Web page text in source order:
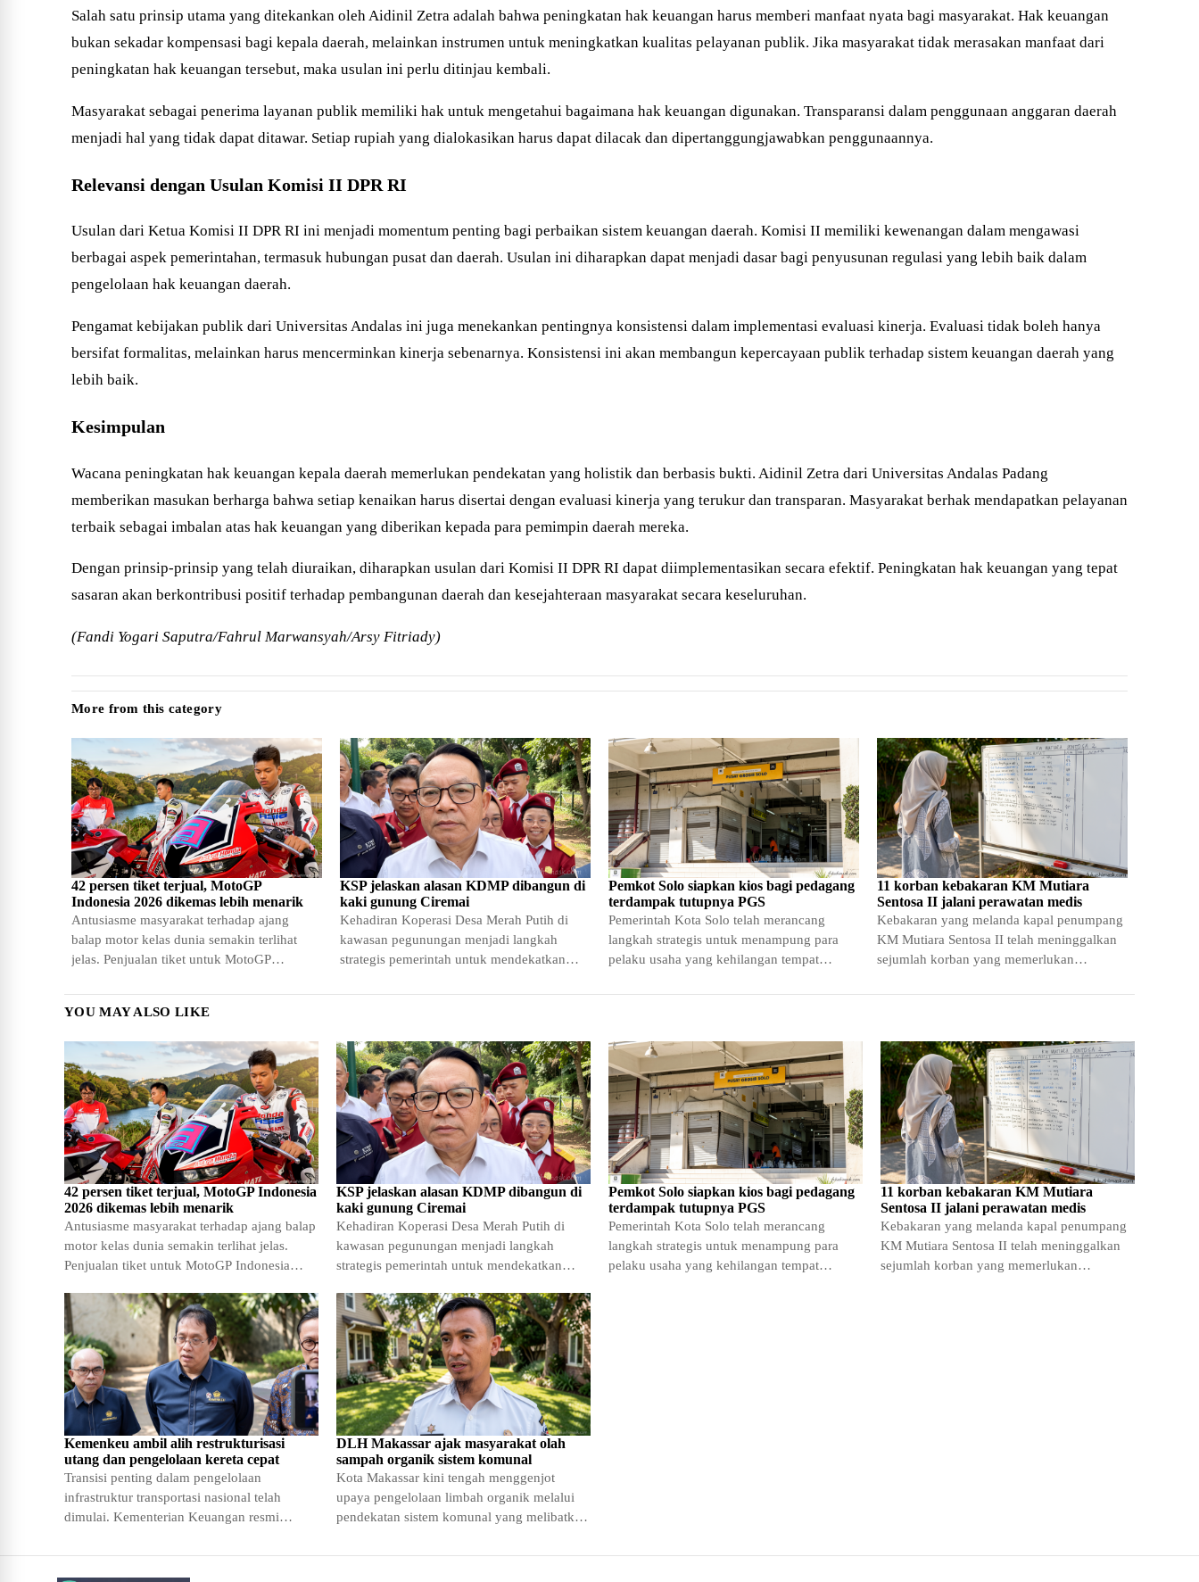
Salah satu prinsip utama yang ditekankan oleh Aidinil Zetra adalah bahwa peningkatan hak keuangan harus memberi manfaat nyata bagi masyarakat. Hak keuangan
bukan sekadar kompensasi bagi kepala daerah, melainkan instrumen untuk meningkatkan kualitas pelayanan publik. Jika masyarakat tidak merasakan manfaat dari
peningkatan hak keuangan tersebut, maka usulan ini perlu ditinjau kembali.
Masyarakat sebagai penerima layanan publik memiliki hak untuk mengetahui bagaimana hak keuangan digunakan. Transparansi dalam penggunaan anggaran daerah
menjadi hal yang tidak dapat ditawar. Setiap rupiah yang dialokasikan harus dapat dilacak dan dipertanggungjawabkan penggunaannya.
Relevansi dengan Usulan Komisi II DPR RI
Usulan dari Ketua Komisi II DPR RI ini menjadi momentum penting bagi perbaikan sistem keuangan daerah. Komisi II memiliki kewenangan dalam mengawasi
berbagai aspek pemerintahan, termasuk hubungan pusat dan daerah. Usulan ini diharapkan dapat menjadi dasar bagi penyusunan regulasi yang lebih baik dalam
pengelolaan hak keuangan daerah.
Pengamat kebijakan publik dari Universitas Andalas ini juga menekankan pentingnya konsistensi dalam implementasi evaluasi kinerja. Evaluasi tidak boleh hanya
bersifat formalitas, melainkan harus mencerminkan kinerja sebenarnya. Konsistensi ini akan membangun kepercayaan publik terhadap sistem keuangan daerah yang
lebih baik.
Kesimpulan
Wacana peningkatan hak keuangan kepala daerah memerlukan pendekatan yang holistik dan berbasis bukti. Aidinil Zetra dari Universitas Andalas Padang
memberikan masukan berharga bahwa setiap kenaikan harus disertai dengan evaluasi kinerja yang terukur dan transparan. Masyarakat berhak mendapatkan pelayanan
terbaik sebagai imbalan atas hak keuangan yang diberikan kepada para pemimpin daerah mereka.
Dengan prinsip-prinsip yang telah diuraikan, diharapkan usulan dari Komisi II DPR RI dapat diimplementasikan secara efektif. Peningkatan hak keuangan yang tepat
sasaran akan berkontribusi positif terhadap pembangunan daerah dan kesejahteraan masyarakat secara keseluruhan.
(Fandi Yogari Saputra/Fahrul Marwansyah/Arsy Fitriady)
More from this category
42 persen tiket terjual, MotoGP
Indonesia 2026 dikemas lebih menarik
Antusiasme masyarakat terhadap ajang
balap motor kelas dunia semakin terlihat
jelas. Penjualan tiket untuk MotoGP
yang
KSP jelaskan alasan KDMP dibangun di
kaki gunung Ciremai
Kehadiran Koperasi Desa Merah Putih di
kawasan pegunungan menjadi langkah
strategis pemerintah untuk mendekatkan
yang
Pemkot Solo siapkan kios bagi pedagang
terdampak tutupnya PGS
Pemerintah Kota Solo telah merancang
langkah strategis untuk menampung para
pelaku usaha yang kehilangan tempat
permanen
11 korban kebakaran KM Mutiara
Sentosa II jalani perawatan medis
Kebakaran yang melanda kapal penumpang
KM Mutiara Sentosa II telah meninggalkan
sejumlah korban yang memerlukan
keseluruhan
YOU MAY ALSO LIKE
42 persen tiket terjual, MotoGP Indonesia
2026 dikemas lebih menarik
Antusiasme masyarakat terhadap ajang balap
motor kelas dunia semakin terlihat jelas.
Penjualan tiket untuk MotoGP Indonesia
KSP jelaskan alasan KDMP dibangun di
kaki gunung Ciremai
Kehadiran Koperasi Desa Merah Putih di
kawasan pegunungan menjadi langkah
strategis pemerintah untuk mendekatkan
yang
Pemkot Solo siapkan kios bagi pedagang
terdampak tutupnya PGS
Pemerintah Kota Solo telah merancang
langkah strategis untuk menampung para
pelaku usaha yang kehilangan tempat
11 korban kebakaran KM Mutiara
Sentosa II jalani perawatan medis
Kebakaran yang melanda kapal penumpang
KM Mutiara Sentosa II telah meninggalkan
sejumlah korban yang memerlukan
Kemenkeu ambil alih restrukturisasi
utang dan pengelolaan kereta cepat
Transisi penting dalam pengelolaan
infrastruktur transportasi nasional telah
dimulai. Kementerian Keuangan resmi
DLH Makassar ajak masyarakat olah
sampah organik sistem komunal
Kota Makassar kini tengah menggenjot
upaya pengelolaan limbah organik melalui
pendekatan sistem komunal yang melibatkan